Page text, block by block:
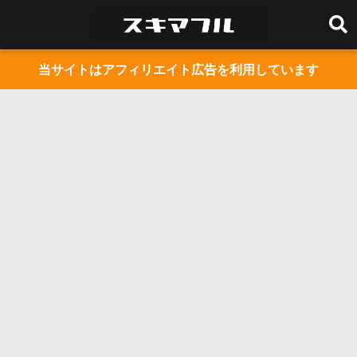
当サイトはアフィリエイト広告を利用しています